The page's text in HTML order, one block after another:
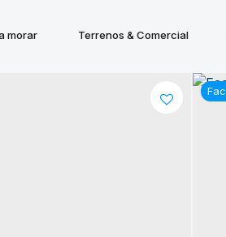
Terrenos & Comercial
morar